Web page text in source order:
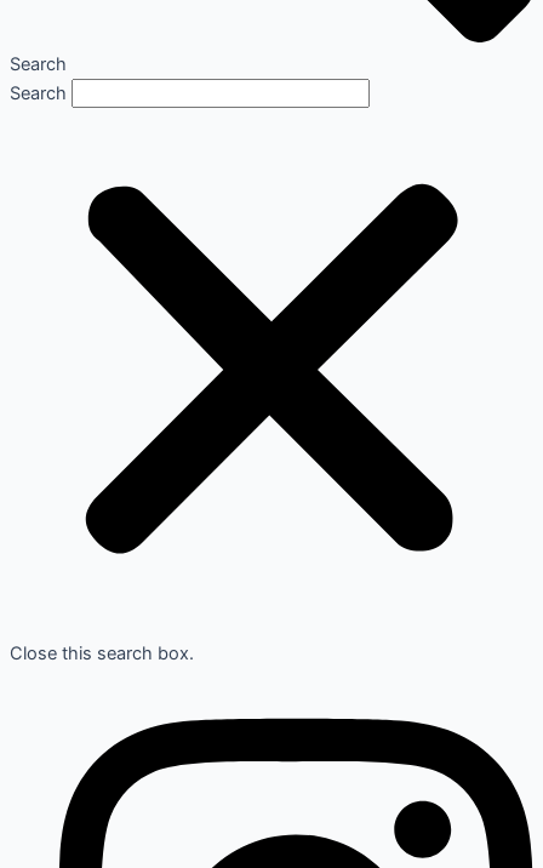
Search
Search
Close this search box.